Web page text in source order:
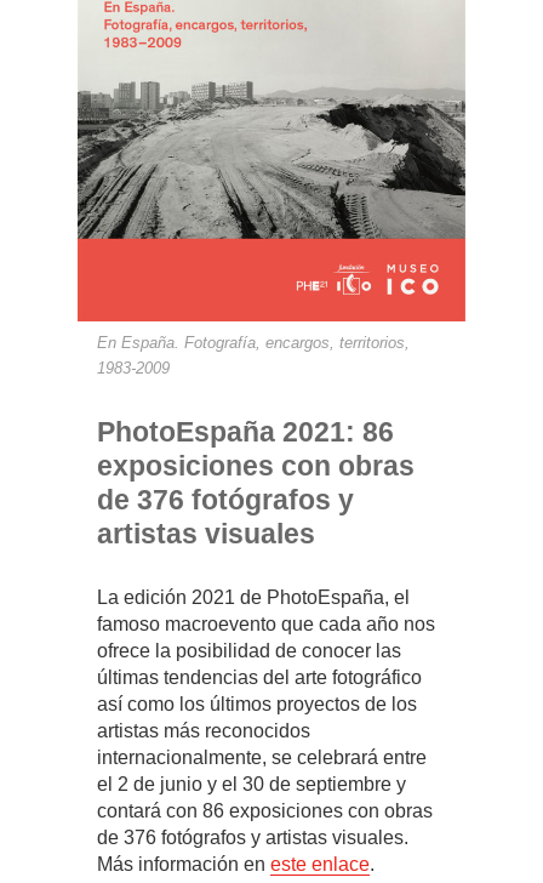
En España. Fotografía, encargos, territorios,
1983-2009
PhotoEspaña 2021: 86
exposiciones con obras
de 376 fotógrafos y
artistas visuales
La edición 2021 de PhotoEspaña, el
famoso macroevento que cada año nos
ofrece la posibilidad de conocer las
últimas tendencias del arte fotográfico
así como los últimos proyectos de los
artistas más reconocidos
internacionalmente, se celebrará entre
el 2 de junio y el 30 de septiembre y
contará con 86 exposiciones con obras
de 376 fotógrafos y artistas visuales.
Más información en este enlace.